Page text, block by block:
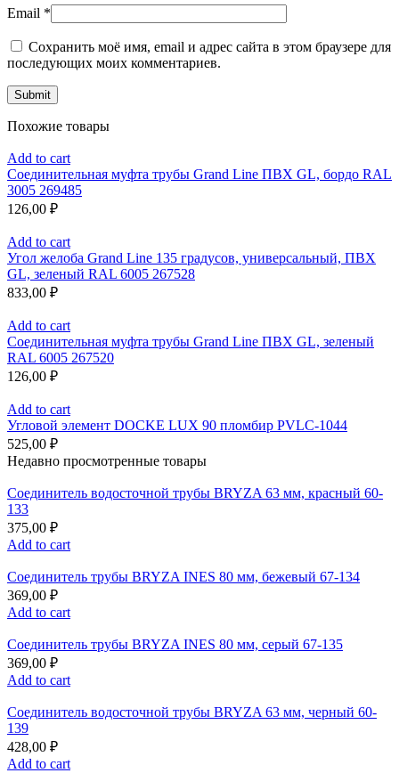
Email *
Сохранить моё имя, email и адрес сайта в этом браузере для
последующих моих комментариев.
Похожие товары
Add to cart
Соединительная муфта трубы Grand Line ПВХ GL, бордо RAL
3005 269485
126,00 ₽
Add to cart
Угол желоба Grand Line 135 градусов, универсальный, ПВХ
GL, зеленый RAL 6005 267528
833,00 ₽
Add to cart
Соединительная муфта трубы Grand Line ПВХ GL, зеленый
RAL 6005 267520
126,00 ₽
Add to cart
Угловой элемент DOCKE LUX 90 пломбир PVLC-1044
525,00 ₽
Недавно просмотренные товары
Соединитель водосточной трубы BRYZA 63 мм, краcный 60-
133
375,00 ₽
Add to cart
Соединитель трубы BRYZA INES 80 мм, бежевый 67-134
369,00 ₽
Add to cart
Соединитель трубы BRYZA INES 80 мм, серый 67-135
369,00 ₽
Add to cart
Соединитель водосточной трубы BRYZA 63 мм, черный 60-
139
428,00 ₽
Add to cart